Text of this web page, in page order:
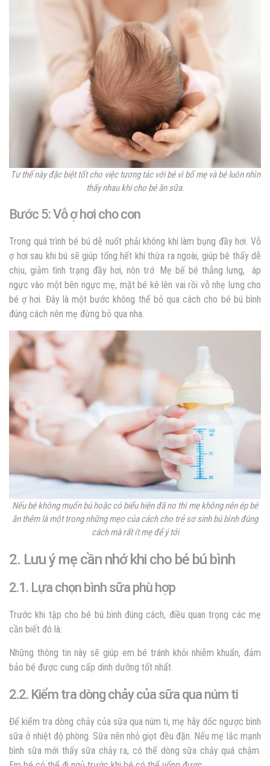
Tư thế này đặc biệt tốt cho việc tương tác với bé vì bố mẹ và bé luôn nhìn
thấy nhau khi cho bé ăn sữa.
Bước 5: Vỗ ợ hơi cho con
Trong quá trình bé bú dễ nuốt phải không khí làm bụng đầy hơi. Vỗ
ợ hơi sau khi bú sẽ giúp tống hết khí thừa ra ngoài, giúp bé thấy dễ
chịu, giảm tình trạng đầy hơi, nôn trớ. Mẹ bế bé thẳng lưng, áp
ngực vào một bên ngực mẹ, mặt bé kê lên vai rồi vỗ nhẹ lưng cho
bé ợ hơi. Đây là một bước không thể bỏ qua cách cho bé bú bình
đúng cách nên mẹ đừng bỏ qua nha.
Nếu bé không muốn bú hoặc có biểu hiện đã no thì mẹ không nên ép bé
ăn thêm là một trong những mẹo của cách cho trẻ sơ sinh bú bình đúng
cách mà rất ít mẹ để ý tới
2. Lưu ý mẹ cần nhớ khi cho bé bú bình
2.1. Lựa chọn bình sữa phù hợp
Trước khi tập cho bé bú bình đúng cách, điều quan trọng các mẹ
cần biết đó là:
Những thông tin này sẽ giúp em bé tránh khỏi nhiễm khuẩn, đảm
bảo bé được cung cấp dinh dưỡng tốt nhất.
2.2. Kiểm tra dòng chảy của sữa qua núm ti
Để kiểm tra dòng chảy của sữa qua núm ti, mẹ hãy dốc ngược bình
sữa ở nhiệt độ phòng. Sữa nên nhỏ giọt đều đặn. Nếu mẹ lắc mạnh
bình sữa mới thấy sữa chảy ra, có thể dòng sữa chảy quá chậm.